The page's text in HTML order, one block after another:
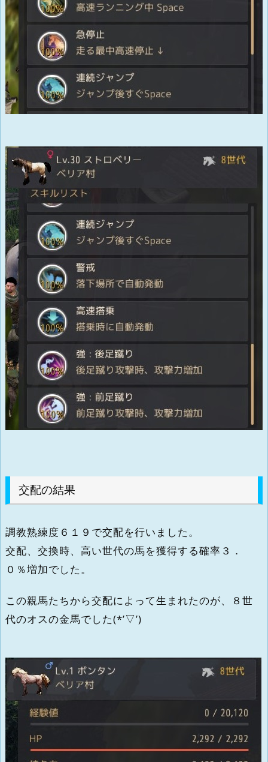
交配の結果
調教熟練度６１９で交配を行いました。
交配、交換時、高い世代の馬を獲得する確率３．
０％増加でした。
この親馬たちから交配によって生まれたのが、８世
代のオスの金馬でした(*’▽’)